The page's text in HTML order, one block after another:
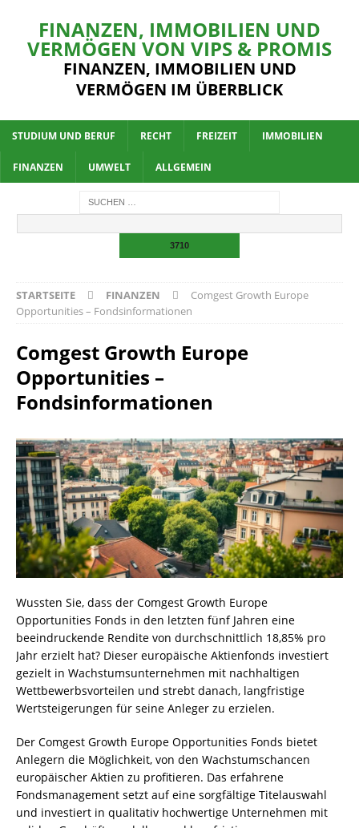
FINANZEN, IMMOBILIEN UND
VERMÖGEN VON VIPS & PROMIS
FINANZEN, IMMOBILIEN UND
VERMÖGEN IM ÜBERBLICK
STUDIUM UND BERUF RECHT FREIZEIT IMMOBILIEN
FINANZEN UMWELT ALLGEMEIN
STARTSEITE FINANZEN
Comgest Growth Europe
Opportunities – Fondsinformationen
Comgest Growth Europe
Opportunities –
Fondsinformationen
Wussten Sie, dass der Comgest Growth Europe
Opportunities Fonds in den letzten fünf Jahren eine
beeindruckende Rendite von durchschnittlich 18,85% pro
Jahr erzielt hat? Dieser europäische Aktienfonds investiert
gezielt in Wachstumsunternehmen mit nachhaltigen
Wettbewerbsvorteilen und strebt danach, langfristige
Wertsteigerungen für seine Anleger zu erzielen.
Der Comgest Growth Europe Opportunities Fonds bietet
Anlegern die Möglichkeit, von den Wachstumschancen
europäischer Aktien zu profitieren. Das erfahrene
Fondsmanagement setzt auf eine sorgfältige Titelauswahl
und investiert in qualitativ hochwertige Unternehmen mit